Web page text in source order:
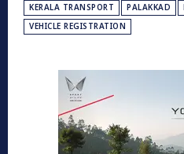
KERALA TRANSPORT
PALAKKAD
VEHICLE REGISTRATION